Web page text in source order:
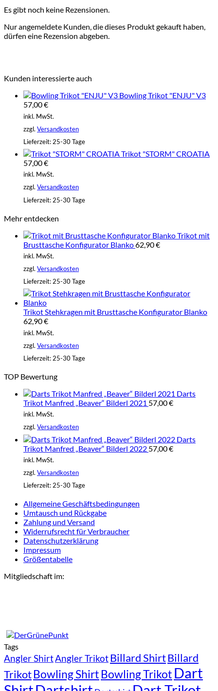
Es gibt noch keine Rezensionen.
Nur angemeldete Kunden, die dieses Produkt gekauft haben,
dürfen eine Rezension abgeben.
Kunden interessierte auch
Bowling Trikot "ENJU" V3
57,00€
inkl. MwSt.
zzgl. Versandkosten
Lieferzeit: 25-30 Tage
Trikot "STORM" CROATIA
57,00€
inkl. MwSt.
zzgl. Versandkosten
Lieferzeit: 25-30 Tage
Mehr entdecken
Trikot mit
Brusttasche Konfigurator Blanko62,90€
inkl. MwSt.
zzgl. Versandkosten
Lieferzeit:25-30 Tage
Trikot Stehkragen mit Brusttasche Konfigurator Blanko
62,90€
inkl. MwSt.
zzgl. Versandkosten
Lieferzeit: 25-30 Tage
TOP Bewertung
Darts
Trikot Manfred „Beaver“ Bilderl 2021 57,00€
inkl. MwSt.
zzgl. Versandkosten
Darts
Trikot Manfred „Beaver“ Bilderl 2022 57,00€
inkl. MwSt.
zzgl. Versandkosten
Lieferzeit: 25-30 Tage
Allgemeine Geschäftsbedingungen
Umtausch und Rückgabe
Zahlung und Versand
Widerrufsrecht für Verbraucher
Datenschutzerklärung
Impressum
Größentabelle
Mitgliedschaft im:
Tags
Angler ShirtAngler TrikotBillard ShirtBillard
TrikotBowling Shirt Bowling Trikot Dart